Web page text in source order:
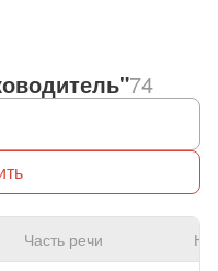
74
Часть речи